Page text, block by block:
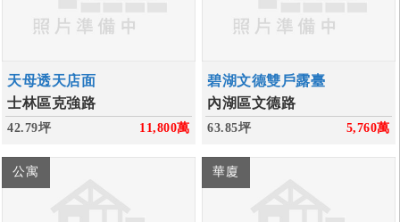
天母透天店面
士林區克強路
42.79坪 11,800萬
碧湖文德雙戶露臺
內湖區文德路
63.85坪 5,760萬
公寓 華廈